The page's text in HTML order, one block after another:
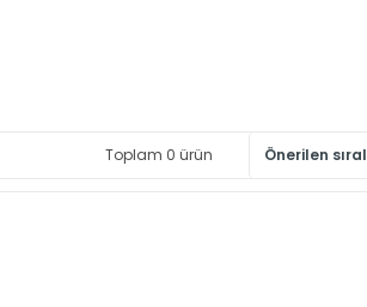
Toplam 0 ürün